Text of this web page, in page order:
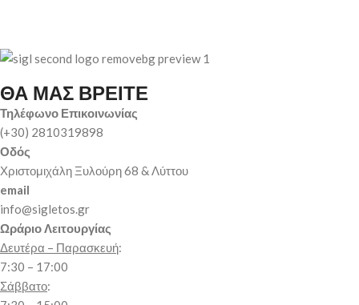
ΘΑ ΜΑΣ ΒΡΕΙΤΕ
Τηλέφωνο Επικοινωνίας
(+30) 2810319898
Οδός
Χριστομιχάλη Ξυλούρη 68 & Λύττου
email
info@sigletos.gr
Ωράριο Λειτουργίας
Δευτέρα – Παρασκευή:
7:30 – 17:00
Σάββατο: